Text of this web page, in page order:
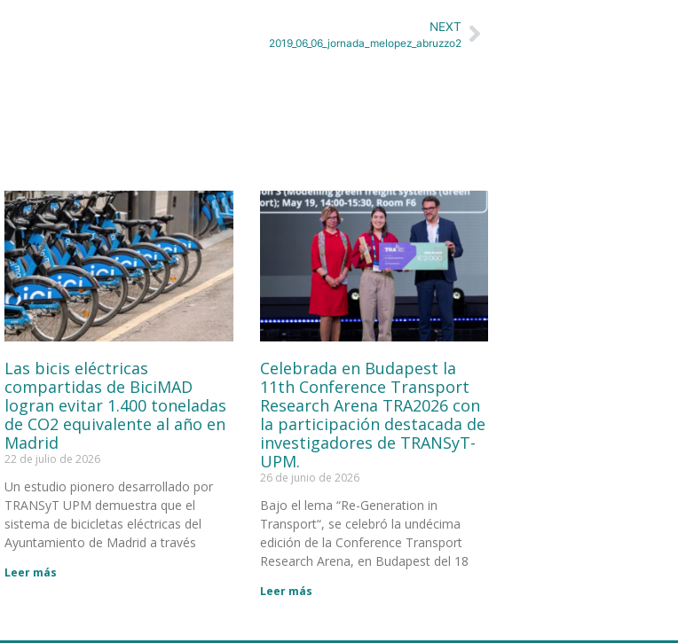
NEXT
2019_06_06_jornada_melopez_abruzzo2
Las bicis eléctricas
compartidas de BiciMAD
logran evitar 1.400 toneladas
de CO2 equivalente al año en
Madrid
22 de julio de 2026
Un estudio pionero desarrollado por
TRANSyT UPM demuestra que el
sistema de bicicletas eléctricas del
Ayuntamiento de Madrid a través
Leer más
Celebrada en Budapest la
11th Conference Transport
Research Arena TRA2026 con
la participación destacada de
investigadores de TRANSyT-
UPM.
26 de junio de 2026
Bajo el lema “Re-Generation in
Transport“, se celebró la undécima
edición de la Conference Transport
Research Arena, en Budapest del 18
Leer más